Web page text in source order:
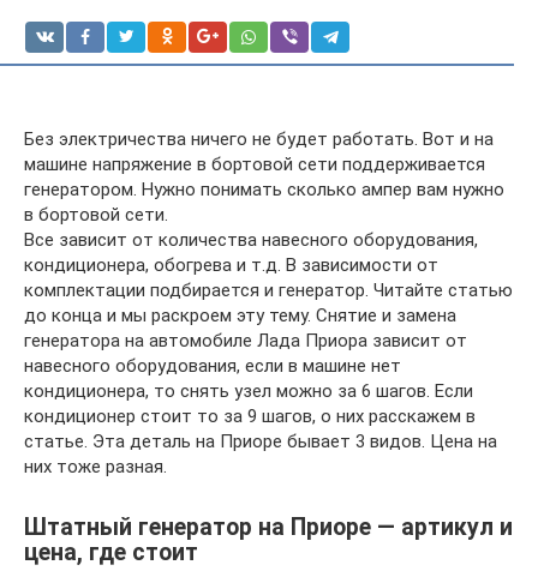
Без электричества ничего не будет работать. Вот и на
машине напряжение в бортовой сети поддерживается
генератором. Нужно понимать сколько ампер вам нужно
в бортовой сети.
Все зависит от количества навесного оборудования,
кондиционера, обогрева и т.д. В зависимости от
комплектации подбирается и генератор. Читайте статью
до конца и мы раскроем эту тему. Снятие и замена
генератора на автомобиле Лада Приора зависит от
навесного оборудования, если в машине нет
кондиционера, то снять узел можно за 6 шагов. Если
кондиционер стоит то за 9 шагов, о них расскажем в
статье. Эта деталь на Приоре бывает 3 видов. Цена на
них тоже разная.
Штатный генератор на Приоре — артикул и
цена, где стоит